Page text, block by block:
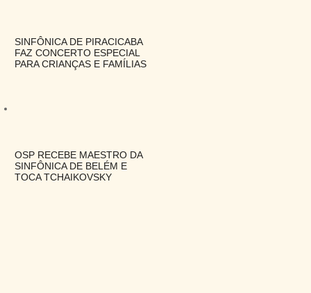
SINFÔNICA DE PIRACICABA
FAZ CONCERTO ESPECIAL
PARA CRIANÇAS E FAMÍLIAS
OSP RECEBE MAESTRO DA
SINFÔNICA DE BELÉM E
TOCA TCHAIKOVSKY